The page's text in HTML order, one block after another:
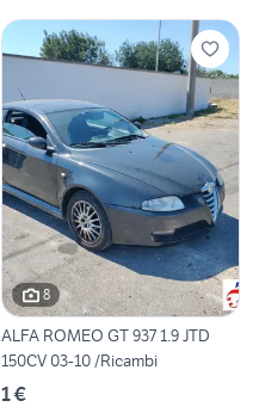
8
ALFA ROMEO GT 937 1.9 JTD
150CV 03-10 /Ricambi
1 €